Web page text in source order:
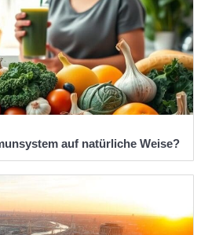
auf natürliche Weise?